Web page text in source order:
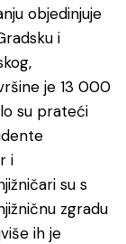
objedinjuje
i
je 13 000
su prateći
i
su s
zgradu
ih je